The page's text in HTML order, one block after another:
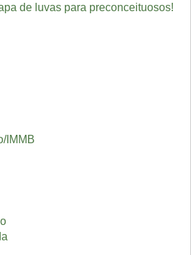
de luvas para preconceituosos!
IMMB